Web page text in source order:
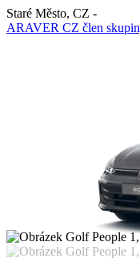
Staré Město, CZ -
ARAVER CZ člen